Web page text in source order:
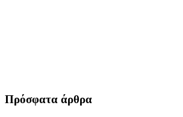
Πρόσφατα άρθρα